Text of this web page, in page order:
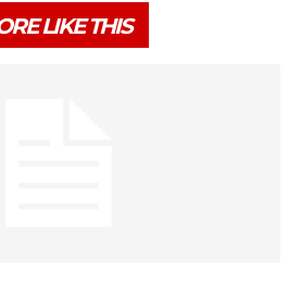
LIKE THIS